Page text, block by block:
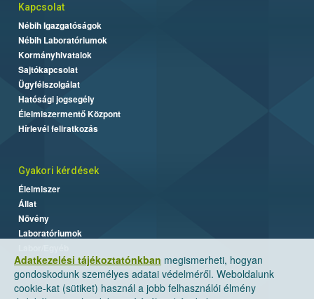
Adatkezelési tájékoztatónkban megismerheti, hogyan
gondoskodunk személyes adatai védelméről. Weboldalunk
cookie-kat (sütiket) használ a jobb felhasználói élmény
Kapcsolat
Nébih Igazgatóságok
Nébih Laboratóriumok
Kormányhivatalok
Sajtókapcsolat
Ügyfélszolgálat
Hatósági jogsegély
Élelmiszermentő Központ
Hírlevél feliratkozás
Gyakori kérdések
Élelmiszer
Állat
Növény
Laboratóriumok